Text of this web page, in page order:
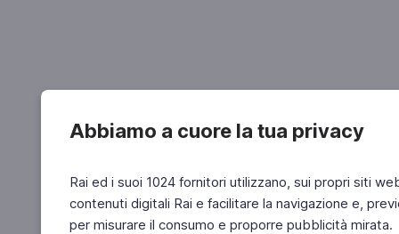
Abbiamo a cuore la tua privacy
Rai ed i suoi 1024 fornitori utilizzano, sui propri siti
contenuti digitali Rai e facilitare la navigazione e,
per misurare il consumo e proporre pubblicità mirata.